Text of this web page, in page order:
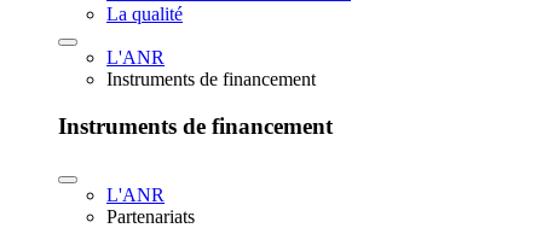
La qualité
L'ANR
Instruments de financement
Instruments de financement
L'ANR
Partenariats